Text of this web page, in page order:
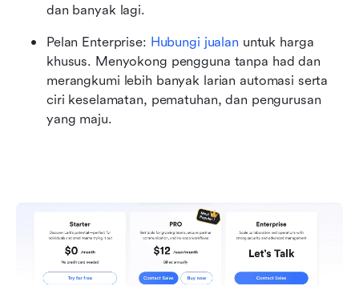
dan banyak lagi.
Pelan Enterprise: Hubungi jualan untuk harga
khusus. Menyokong pengguna tanpa had dan
merangkumi lebih banyak larian automasi serta
ciri keselamatan, pematuhan, dan pengurusan
yang maju.